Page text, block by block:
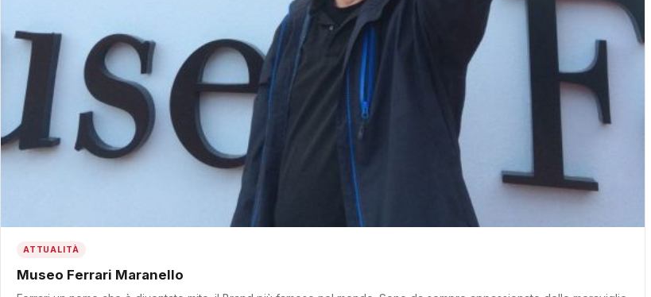
ATTUALITÀ
Museo Ferrari Maranello